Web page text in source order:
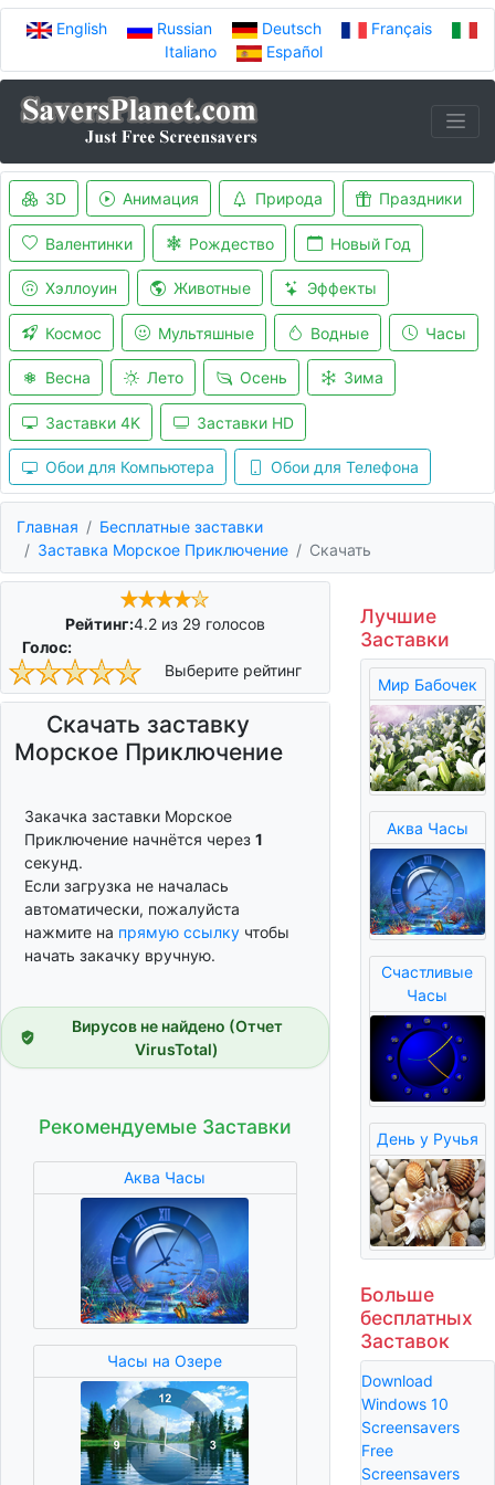
English Russian Deutsch
Français
Italiano
Español
3D Анимация Природа Праздники
Валентинки Рождество Новый Год
Хэллоуин Животные Эффекты
Космос Мультяшные Водные Часы
Весна Лето Осень Зима
Заставки 4K Заставки HD
Обои для Компьютера Обои для Телефона
Главная
Бесплатные заставки
Заставка Морское Приключение
Скачать
Рейтинг:4.2из 29 голосов
Голос:
Выберите рейтинг
Скачать заставку
Морское Приключение
Закачка заставки Морское
Приключение начнётся через 0
секунд.
Если загрузка не началась
автоматически, пожалуйста
нажмите на прямую ссылку чтобы
начать закачку вручную.
Вирусов не найдено (Отчет
VirusTotal)
Рекомендуемые Заставки
Аква Часы
Часы на Озере
Лучшие
Заставки
Мир Бабочек
Аква Часы
Счастливые
Часы
День у Ручья
Больше
бесплатных
Заставок
Download
Windows 10
Screensavers
Free
Screensavers